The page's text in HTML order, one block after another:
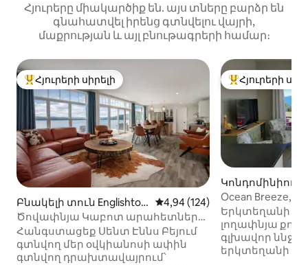
Հյուրերը միակարծիք են. այս տները բարձր են
գնահատվել իրենց գտնվելու վայրի,
մաքրության և այլ բնութագրերի համար։
Հյուրերի սիրելի լավագույն տները
Հյուրերի սիրելի
Բնակելի տուն Englishtow
n-ում
Միջին վարկանիշը՝ 5-ից
4,94 (124)
Ծովափնյա Կաբոտ արահետների
համագումար
Հանգստացեք Սենտ Էննս Բեյում
գտնվող մեր օվկիանոսի ափին
գտնվող դրախտավայրում՝
Հյուրերի
Հյուրերի
Կոնդոմինիում
each-ում
Ocean Breeze,
է օվկիանոսի
Երկտեղանի
լողափնյա քոթեջ Դուք
գլխավոր
երկտեղանի